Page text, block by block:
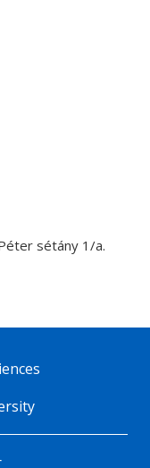
sétány 1/a.